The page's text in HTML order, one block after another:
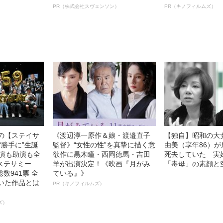
オイ”や“ベタつき”を解消す
PR（株式会社スヴェンソン）
ルインタビュー“
PR（キノフィルムズ）
【ステイサ
手に”生誕
も助演も全
テサミー
数941票 全
た作品とは
《渡辺淳一原作＆娘・渡邉直子
監督》“女性の性”を真摯に描く意
欲作に黒木瞳・西岡德馬・吉田
羊が出演決定！《映画『月がみ
ている』》
PR（キノフィルムズ）
【独自】昭和の
由美（享年86）
死去していた 実
「毒母」の素顔